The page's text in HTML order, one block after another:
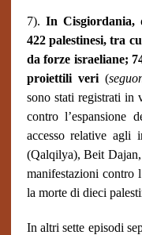
7). In Cisgiordania,
422 palestinesi, tra
da forze israeliane;
proiettili veri(
sono stati registrati in
contro l’espansione
accesso relative agli
(Qalqilya), Beit
manifestazioni contro
la morte di dieci
In altri sette episodi